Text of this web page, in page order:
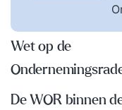
Wet op de
De WOR binnen